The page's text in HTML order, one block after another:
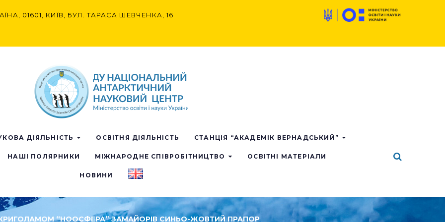
01601, КИЇВ, БУЛ. ТАРАСА ШЕВЧЕНКА, 16
ДІЯЛЬНІСТЬ ОСВІТНЯ ДІЯЛЬНІСТЬ СТАНЦІЯ “АКАДЕМІК ВЕРНАДСЬКИЙ”
НАШІ ПОЛЯРНИКИ МІЖНАРОДНЕ СПІВРОБІТНИЦТВО ОСВІТНІ МАТЕРІАЛИ
НОВИНИ
“НООСФЕРА” ЗАМАЙОРІВ СИНЬО-ЖОВТИЙ ПРАПОР